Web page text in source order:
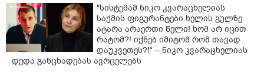
"სისტემამ ნიკო კვარაცხელიას
საქმის ფიგურანტები ხელის გულზე
ატარა არაერთი წელი! ხომ არ იცით
რატომ?! იქნებ იმიტომ რომ თავად
დაუკვეთეს?!“ – ნიკო კვარაცხელიას
დედა განცხადებას ავრცელებს